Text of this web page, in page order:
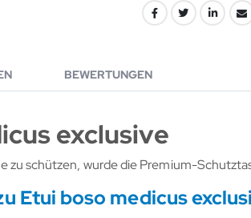
exclusive
zu schützen, wurde die Premium-
Etui boso medicus
BEWERTUNGEN